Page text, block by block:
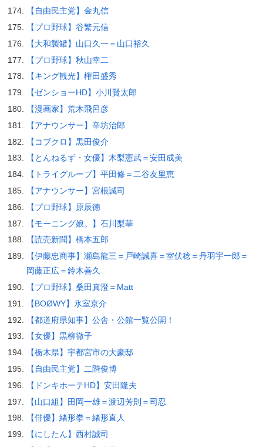
【自由民主党】金丸信
【プロ野球】谷繁元信
【大和製罐】山口久一＝山口裕久
【プロ野球】秋山幸二
【キング観光】権田盛秀
【ゼンショーHD】小川賢太郎
【漫画家】荒木飛呂彦
【アナウンサー】辛坊治郎
【コブクロ】黒田俊介
【とんねるず・女優】木梨憲武＝安田成美
【トライグループ】平田修＝二谷友里恵
【アナウンサー】宮根誠司
【プロ野球】原辰徳
【モーニング娘。】石川梨華
【読売新聞】橋本五郎
【伊藤忠商事】瀬島龍三＝戸崎誠喜＝室伏稔＝丹羽宇一郎＝
岡藤正広＝鈴木善久
【プロ野球】桑田真澄＝Matt
【BOØWY】氷室京介
【都道府県知事】公舎・公館一覧公開！
【女優】黒柳徹子
【栃木県】宇都宮市の大豪邸
【自由民主党】二階俊博
【ドンキホーテHD】安田隆夫
【山口組】田岡一雄＝渡辺芳則＝司忍
【俳優】緒形拳＝緒形直人
【にしたん】西村誠司